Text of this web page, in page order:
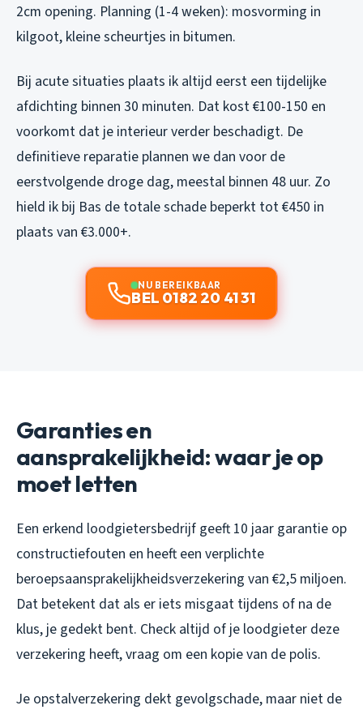
2cm opening. Planning (1-4 weken): mosvorming in
kilgoot, kleine scheurtjes in bitumen.
Bij acute situaties plaats ik altijd eerst een tijdelijke
afdichting binnen 30 minuten. Dat kost €100-150 en
voorkomt dat je interieur verder beschadigt. De
definitieve reparatie plannen we dan voor de
eerstvolgende droge dag, meestal binnen 48 uur. Zo
hield ik bij Bas de totale schade beperkt tot €450 in
plaats van €3.000+.
NU BEREIKBAAR
BEL 0182 20 41 31
Garanties en
aansprakelijkheid: waar je op
moet letten
Een erkend loodgietersbedrijf geeft 10 jaar garantie op
constructiefouten en heeft een verplichte
beroepsaansprakelijkheidsverzekering van €2,5 miljoen.
Dat betekent dat als er iets misgaat tijdens of na de
klus, je gedekt bent. Check altijd of je loodgieter deze
verzekering heeft, vraag om een kopie van de polis.
Je opstalverzekering dekt gevolgschade, maar niet de